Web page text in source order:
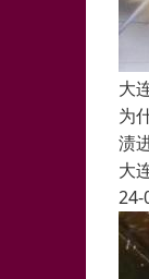
大
为
渍
大
24-